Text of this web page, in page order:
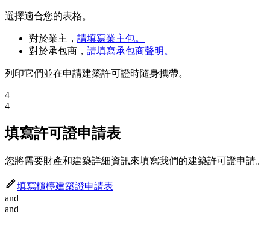
選擇適合您的表格。
對於業主， 請填寫業主包。
對於承包商， 請填寫承包商聲明。
列印它們並在申請建築許可證時隨身攜帶。
4
4
填寫許可證申請表
您將需要財產和建築詳細資訊來填寫我們的建築許可證申請。
填寫櫃檯建築證申請表
and
and